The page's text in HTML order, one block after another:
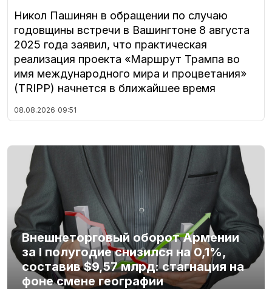
Никол Пашинян в обращении по случаю
годовщины встречи в Вашингтоне 8 августа
2025 года заявил, что практическая
реализация проекта «Маршрут Трампа во
имя международного мира и процветания»
(TRIPP) начнется в ближайшее время
08.08.2026 09:51
Внешнеторговый оборот Армении
за I полугодие снизился на 0,1%,
составив $9,57 млрд: стагнация на
фоне смене географии